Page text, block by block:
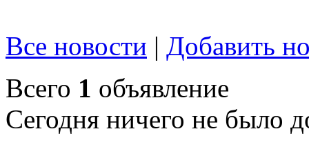
Все новости | Добавить
Всего 1 объявление
Сегодня ничего не было